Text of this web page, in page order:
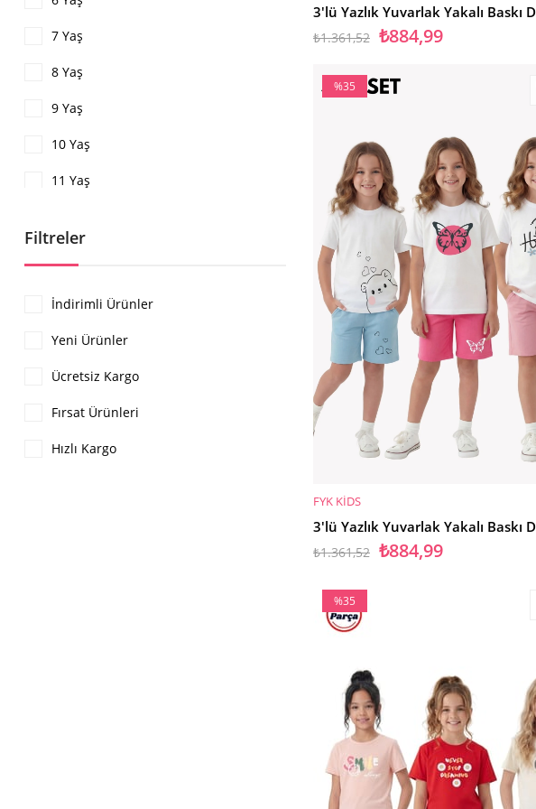
7 Yaş
8 Yaş
9 Yaş
10 Yaş
11 Yaş
Filtreler
İndirimli Ürünler
Yeni Ürünler
Ücretsiz Kargo
Fırsat Ürünleri
Hızlı Kargo
₺884,99
₺1.361,52
SEPETE EKLE
%35
FYK KİDS
₺884,99
₺1.361,52
%35
İndirim